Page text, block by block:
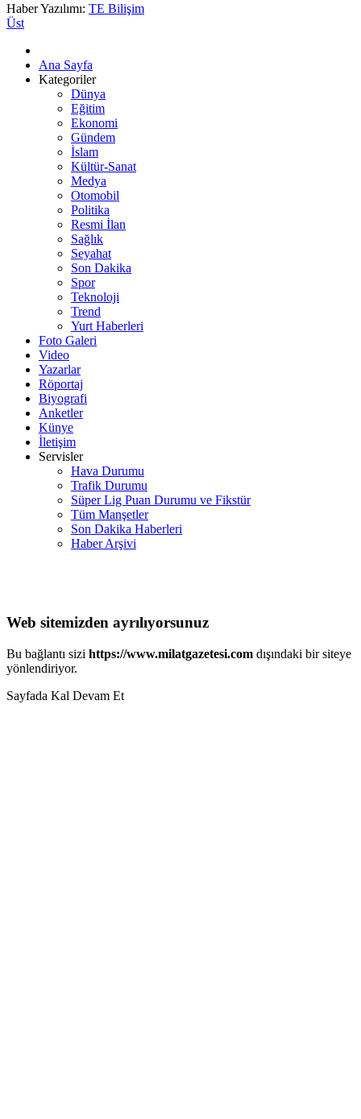
Haber Yazılımı: TE Bilişim
Üst
Ana Sayfa
Kategoriler
Dünya
Eğitim
Ekonomi
Gündem
İslam
Kültür-Sanat
Medya
Otomobil
Politika
Resmi İlan
Sağlık
Seyahat
Son Dakika
Spor
Teknoloji
Trend
Yurt Haberleri
Foto Galeri
Video
Yazarlar
Röportaj
Biyografi
Anketler
Künye
İletişim
Servisler
Hava Durumu
Trafik Durumu
Süper Lig Puan Durumu ve Fikstür
Tüm Manşetler
Son Dakika Haberleri
Haber Arşivi
Web sitemizden ayrılıyorsunuz
Bu bağlantı sizi https://www.milatgazetesi.com dışındaki bir siteye
yönlendiriyor.
Sayfada Kal Devam Et